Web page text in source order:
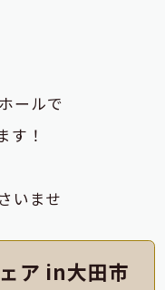
ールで
す！
いませ
ア in大田市